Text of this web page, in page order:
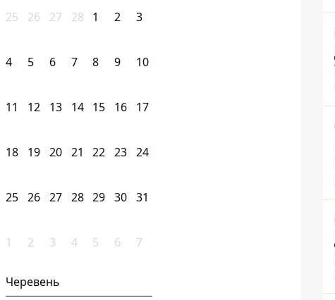
25 26 27 28 1 2 3
4 5 6 7 8 9 10
11 12 13 14 15 16 17
18 19 20 21 22 23 24
25 26 27 28 29 30 31
1 2 3 4 5 6 7
Черевень